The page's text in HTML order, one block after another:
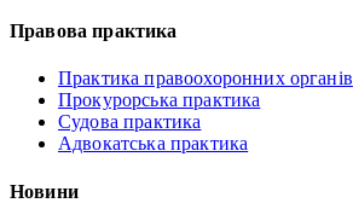
Правова практика
Практика правоохоронних органів
Прокурорська практика
Судова практика
Адвокатська практика
Новини